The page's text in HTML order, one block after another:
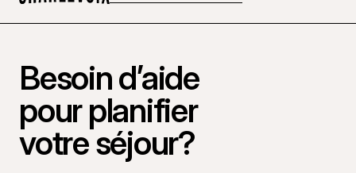
Besoin d’aide
pour planifier
votre séjour?